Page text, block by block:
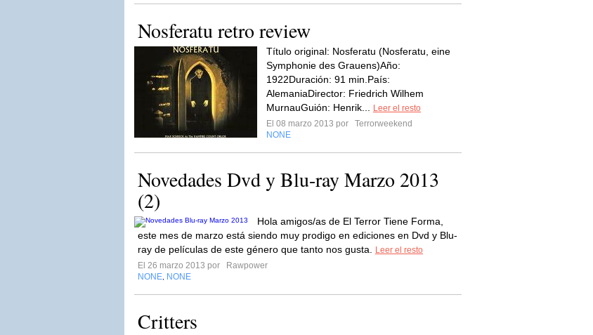
Nosferatu retro review
Título original: Nosferatu (Nosferatu, eine
Symphonie des Grauens)Año:
1922Duración: 91 min.País:
AlemaniaDirector: Friedrich Wilhem
MurnauGuión: Henrik...
Leer el resto
El 08 marzo 2013 por
Terrorweekend
NONE
Novedades Dvd y Blu-ray Marzo 2013
(2)
Hola amigos/as de El Terror Tiene Forma,
este mes de marzo está siendo muy prodigo en ediciones en Dvd y Blu-
ray de películas de este género que tanto nos gusta.
Leer el resto
El 26 marzo 2013 por
Rawpower
NONE NONE
Critters